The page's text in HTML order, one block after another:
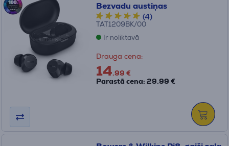
Bezvadu austiņas
(4)
TAT1209BK/00
Ir noliktavā
Drauga cena:
14.99 €
Parastā cena: 29.99 €